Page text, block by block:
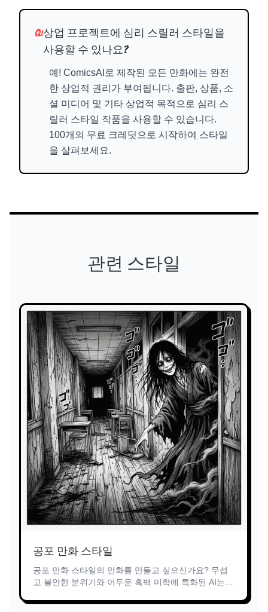
Q:상업 프로젝트에 심리 스릴러 스타일을
사용할 수 있나요?
예! ComicsAI로 제작된 모든 만화에는 완전
한 상업적 권리가 부여됩니다. 출판, 상품, 소
셜 미디어 및 기타 상업적 목적으로 심리 스
릴러 스타일 작품을 사용할 수 있습니다.
100개의 무료 크레딧으로 시작하여 스타일
을 살펴보세요.
관련 스타일
공포 만화 스타일
공포 만화 스타일의 만화를 만들고 싶으신가요? 무섭
고 불안한 분위기와 어두운 흑백 미학에 특화된 AI는
기술이 필요하지 않습니다!